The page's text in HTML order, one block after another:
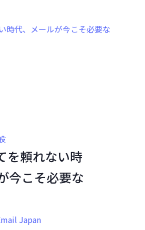
を頼れない時
今こそ必要な
Japan